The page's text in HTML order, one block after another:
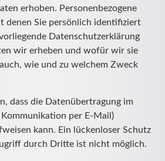
erhoben. Personenbezogene
denen Sie persönlich identifiziert
Datenschutzerklärung
wir erheben und wofür wir sie
wie und zu welchem Zweck
dass die Datenübertragung im
Kommunikation per E-Mail)
kann. Ein lückenloser Schutz
durch Dritte ist nicht möglich.